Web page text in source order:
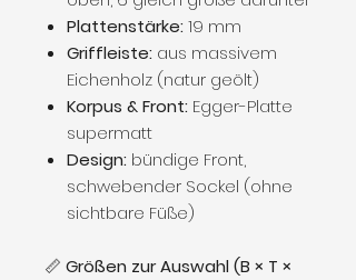
Plattenstärke: 19 mm
Griffleiste: aus massivem
Eichenholz (natur geölt)
Korpus & Front: Egger-Platte
supermatt
Design: bündige Front,
schwebender Sockel (ohne
sichtbare Füße)
📏 Größen zur Auswahl (B × T ×